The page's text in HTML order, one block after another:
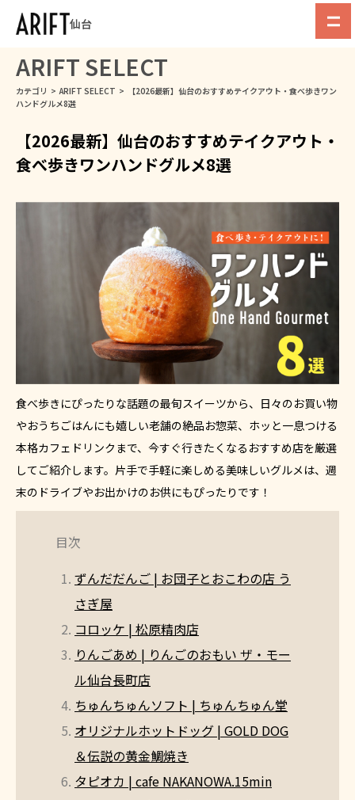
仙台
ARIFT SELECT
カテゴリ > ARIFT SELECT >
【2026最新】仙台のおすすめテイクアウト・食べ歩きワン
ハンドグルメ8選
【2026最新】仙台のおすすめテイクアウト・
食べ歩きワンハンドグルメ8選
食べ歩きにぴったりな話題の最旬スイーツから、日々のお買い物
やおうちごはんにも嬉しい老舗の絶品お惣菜、ホッと一息つける
本格カフェドリンクまで、今すぐ行きたくなるおすすめ店を厳選
してご紹介します。片手で手軽に楽しめる美味しいグルメは、週
末のドライブやお出かけのお供にもぴったりです！
目次
ずんだだんご | お団子とおこわの店 う
さぎ屋
コロッケ | 松原精肉店
りんごあめ | りんごのおもい ザ・モー
ル仙台長町店
ちゅんちゅんソフト | ちゅんちゅん堂
オリジナルホットドッグ | GOLD DOG
＆伝説の黄金鯛焼き
タピオカ | cafe NAKANOWA.15min